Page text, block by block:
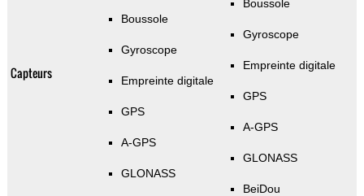
Capteurs
Boussole
Gyroscope
Empreinte digitale
GPS
A-GPS
GLONASS
Boussole
Gyroscope
Empreinte digitale
GPS
A-GPS
GLONASS
BeiDou